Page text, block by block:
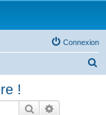
Connexion
!
Rechercher